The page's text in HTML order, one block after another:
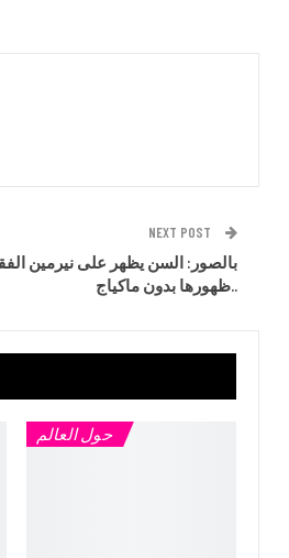
NEXT POST
بالصور: السن يظهر على نيرمين
ظهورها بدون ماكياج..
حول العالم